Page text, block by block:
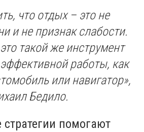
что отдых – это не
и не признак слабости.
такой же инструмент
работы, как
или навигатор»,
Бедило.
помогают